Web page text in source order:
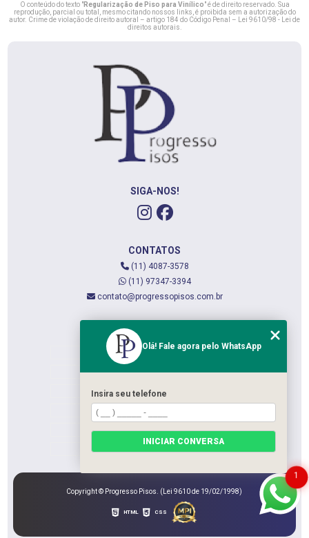
O conteúdo do texto "Regularização de Piso para Vinílico" é de direito reservado. Sua
reprodução, parcial ou total, mesmo citando nossos links, é proibida sem a autorização do
autor. Crime de violação de direito autoral – artigo 184 do Código Penal –
Lei 9610/98 - Lei de
direitos autorais
SIGA-NOS!
CONTATOS
(11) 4087-3578
(11) 97347-3394
contato@progressopisos.com.br
QUEM SOMOS
SERVIÇOS
CATEGORIAS
Copyright © Progresso Pisos. (Lei 9610 de 19/02/1998)
HTML CSS
1
Olá! Fale agora pelo WhatsApp
Insira seu telefone
INICIAR CONVERSA